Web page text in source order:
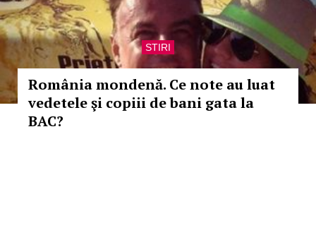
STIRI
România mondenă. Ce note au luat
vedetele şi copiii de bani gata la
BAC?